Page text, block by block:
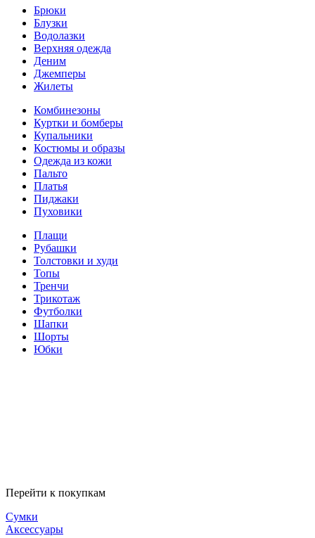
Брюки
Блузки
Водолазки
Верхняя одежда
Деним
Джемперы
Жилеты
Комбинезоны
Куртки и бомберы
Купальники
Костюмы и образы
Одежда из кожи
Пальто
Платья
Пиджаки
Пуховики
Плащи
Рубашки
Толстовки и худи
Топы
Тренчи
Трикотаж
Футболки
Шапки
Шорты
Юбки
Перейти к покупкам
Сумки
Аксессуары